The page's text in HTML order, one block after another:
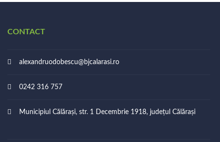
CONTACT
alexandruodobescu@bjcalarasi.ro
0242 316 757
Municipiul Călărași, str. 1 Decembrie 1918, județul Călărași